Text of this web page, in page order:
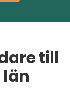
till
län